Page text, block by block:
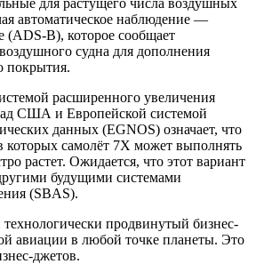
автоматическое наблюдение —
(ADS-B), которое сообщает
судна для дополнения
покрытия.
расширенного увеличения
США и Европейской системой
данных (EGNOS) означает, что
которых самолёт 7X может выполнять
растет. Ожидается, что этот вариант
будущими системами
(SBAS).
продвинутый бизнес-
авиации в любой точке планеты. Это
джетов.